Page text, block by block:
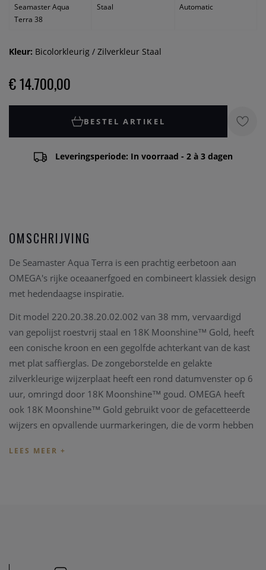
Seamaster Aqua
Terra 38
Staal
Automatic
Kleur: Bicolorkleurig / Zilverkleur Staal
€ 14.700,00
BESTEL ARTIKEL
Leveringsperiode: In voorraad - 2 à 3 dagen
OMSCHRIJVING
De Seamaster Aqua Terra is een prachtig eerbetoon aan
OMEGA's rijke oceaanerfgoed en combineert klassiek design
met hedendaagse inspiratie.
Dit model 220.20.38.20.02.002 van 38 mm, vervaardigd
van gepolijst roestvrij staal en 18K Moonshine™ Gold, heeft
een conische kroon en een gegolfde achterkant van de kast
met plat saffierglas. De zongeborstelde en gelakte
zilverkleurige wijzerplaat heeft een rond datumvenster op 6
uur, omringd door 18K Moonshine™ goud. OMEGA heeft
ook 18K Moonshine™ Gold gebruikt voor de gefacetteerde
wijzers en opvallende uurmarkeringen, die de vorm hebben
Super-LumiNova.